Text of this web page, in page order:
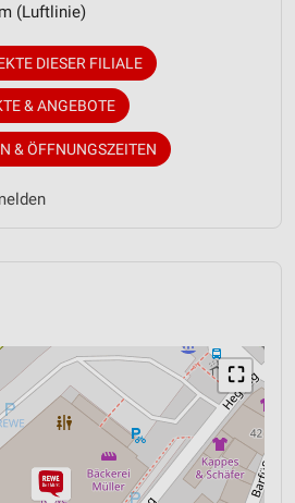
(Luftlinie)
DIESER FILIALE
& ANGEBOTE
& ÖFFNUNGSZEITEN
⛶